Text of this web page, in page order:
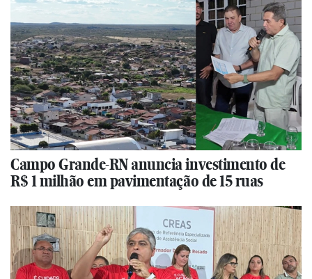
Campo Grande-RN anuncia investimento de
R$ 1 milhão em pavimentação de 15 ruas